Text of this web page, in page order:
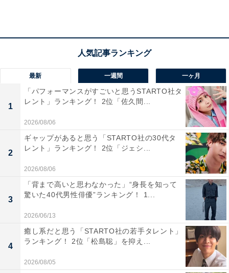
2位： 街と自然が調和する「宇部市」
「宇部市」は、本州の西端、山口県の瀬戸内海側にある
街。北部には豊かな自然が広がり、南部には商業地がに
ぎわいを作っています。また、市内に映画館や遊園地、
温泉があるほか、山や海にもアクセスが良いため、休日
もいろいろな過ごし方ができそうです。
最新 一週間 一ヶ月
1
「パフォーマンスがすごいと思うSTARTO社タ
レント」ランキング！ 2位「佐久間...
2026/08/06
2
ギャップがあると思う「STARTO社の30代タ
レント」ランキング！ 2位「ジェシ...
2026/08/06
3
「背まで高いと思わなかった」“身長を知って
驚いた40代男性俳優”ランキング！ 1...
2026/06/13
4
癒し系だと思う「STARTO社の若手タレント」
ランキング！ 2位「松島聡」を抑え...
2026/08/05